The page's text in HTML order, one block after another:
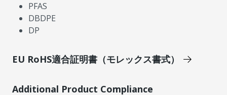
PFAS
DBDPE
DP
EU RoHS適合証明書（モレックス書式）
Additional Product Compliance